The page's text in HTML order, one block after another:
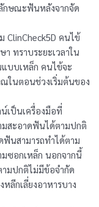
กษณะฟันหลังจากจัด
ClinCheck5D คนไข้
ทราบระยะเวลาใน
บบเหล็ก คนไข้จะ
ณในตอนช่วงเริ่มต้นของ
เป็นเครื่องมือที่
มสะอาดฟันได้ตามปกติ
นสามารถทำได้ตาม
มซอกเหล็ก นอกจากนี้
มปกติไม่มีข้อจำกัด
ลีกเลี่ยงอาหารบาง